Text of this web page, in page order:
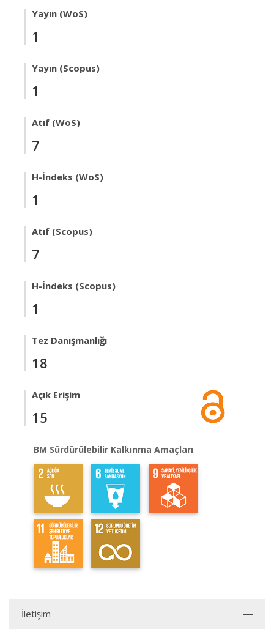
Yayın (WoS)
1
Yayın (Scopus)
1
Atıf (WoS)
7
H-İndeks (WoS)
1
Atıf (Scopus)
7
H-İndeks (Scopus)
1
Tez Danışmanlığı
18
Açık Erişim
15
BM Sürdürülebilir Kalkınma Amaçları
İletişim